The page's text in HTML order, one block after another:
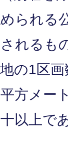
られる
れるも
の1区
方メー
以上で